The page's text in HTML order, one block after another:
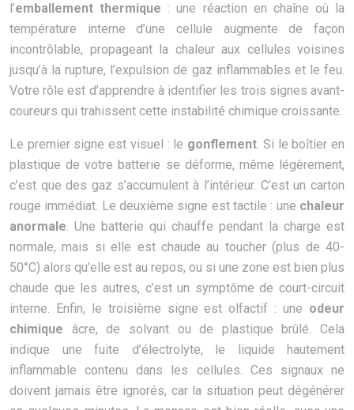
l’emballement thermique : une réaction en chaîne où la
température interne d’une cellule augmente de façon
incontrôlable, propageant la chaleur aux cellules voisines
jusqu’à la rupture, l’expulsion de gaz inflammables et le feu.
Votre rôle est d’apprendre à identifier les trois signes avant-
coureurs qui trahissent cette instabilité chimique croissante.
Le premier signe est visuel : le gonflement. Si le boîtier en
plastique de votre batterie se déforme, même légèrement,
c’est que des gaz s’accumulent à l’intérieur. C’est un carton
rouge immédiat. Le deuxième signe est tactile : une chaleur
anormale. Une batterie qui chauffe pendant la charge est
normale, mais si elle est chaude au toucher (plus de 40-
50°C) alors qu’elle est au repos, ou si une zone est bien plus
chaude que les autres, c’est un symptôme de court-circuit
interne. Enfin, le troisième signe est olfactif : une odeur
chimique âcre, de solvant ou de plastique brûlé. Cela
indique une fuite d’électrolyte, le liquide hautement
inflammable contenu dans les cellules. Ces signaux ne
doivent jamais être ignorés, car la situation peut dégénérer